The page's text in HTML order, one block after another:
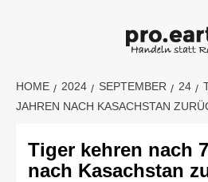
HOME 2024 SEPTEMBER 24
JAHREN NACH KASACHSTAN
Tiger kehren nach
nach Kasachstan